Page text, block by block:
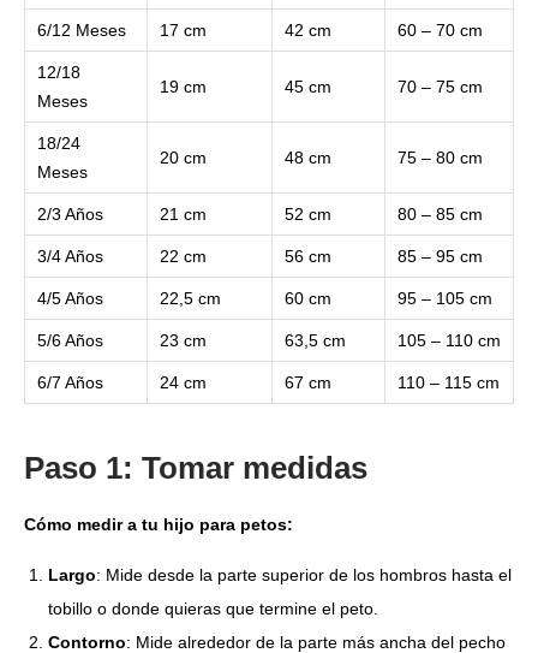
6/12 Meses 17 cm 42 cm 60 – 70 cm
12/18
Meses
19 cm 45 cm 70 – 75 cm
18/24
Meses
20 cm 48 cm 75 – 80 cm
2/3 Años 21 cm 52 cm 80 – 85 cm
3/4 Años 22 cm 56 cm 85 – 95 cm
4/5 Años 22,5 cm 60 cm 95 – 105 cm
5/6 Años 23 cm 63,5 cm 105 – 110 cm
6/7 Años 24 cm 67 cm 110 – 115 cm
Paso 1: Tomar medidas
Cómo medir a tu hijo para petos:
Largo: Mide desde la parte superior de los hombros hasta el
tobillo o donde quieras que termine el peto.
Contorno: Mide alrededor de la parte más ancha del pecho